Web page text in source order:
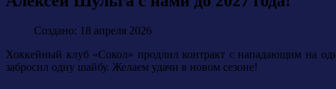
Создано: 18 апреля 2026
Хоккейный клуб «Сокол» продлил контракт с нападающим на
забросил одну шайбу. Желаем удачи в новом сезоне!